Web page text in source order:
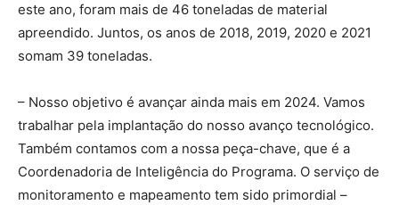
este ano, foram mais de 46 toneladas de material
apreendido. Juntos, os anos de 2018, 2019, 2020 e 2021
somam 39 toneladas.
– Nosso objetivo é avançar ainda mais em 2024. Vamos
trabalhar pela implantação do nosso avanço tecnológico.
Também contamos com a nossa peça-chave, que é a
Coordenadoria de Inteligência do Programa. O serviço de
monitoramento e mapeamento tem sido primordial –